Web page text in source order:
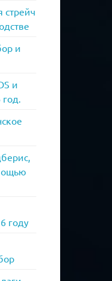
стрейч
и
и
году